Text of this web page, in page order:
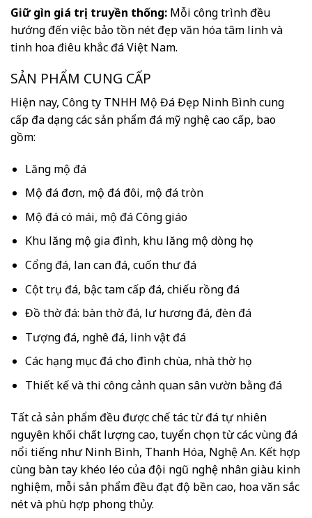
Giữ gìn giá trị truyền thống: Mỗi công trình đều
hướng đến việc bảo tồn nét đẹp văn hóa tâm linh và
tinh hoa điêu khắc đá Việt Nam.
SẢN PHẨM CUNG CẤP
Hiện nay, Công ty TNHH Mộ Đá Đẹp Ninh Bình cung
cấp đa dạng các sản phẩm đá mỹ nghệ cao cấp, bao
gồm:
Lăng mộ đá
Mộ đá đơn, mộ đá đôi, mộ đá tròn
Mộ đá có mái, mộ đá Công giáo
Khu lăng mộ gia đình, khu lăng mộ dòng họ
Cổng đá, lan can đá, cuốn thư đá
Cột trụ đá, bậc tam cấp đá, chiếu rồng đá
Đồ thờ đá: bàn thờ đá, lư hương đá, đèn đá
Tượng đá, nghê đá, linh vật đá
Các hạng mục đá cho đình chùa, nhà thờ họ
Thiết kế và thi công cảnh quan sân vườn bằng đá
Tất cả sản phẩm đều được chế tác từ đá tự nhiên
nguyên khối chất lượng cao, tuyển chọn từ các vùng đá
nổi tiếng như Ninh Bình, Thanh Hóa, Nghệ An. Kết hợp
cùng bàn tay khéo léo của đội ngũ nghệ nhân giàu kinh
nghiệm, mỗi sản phẩm đều đạt độ bền cao, hoa văn sắc
nét và phù hợp phong thủy.